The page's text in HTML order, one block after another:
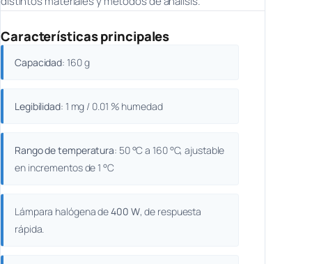
Características principales
Capacidad: 160 g
Legibilidad: 1 mg / 0.01 % humedad
Rango de temperatura: 50 °C a 160 °C, ajustable
en incrementos de 1 °C
Lámpara halógena de400 W, de respuesta
rápida.